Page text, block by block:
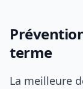
terme
La meilleure